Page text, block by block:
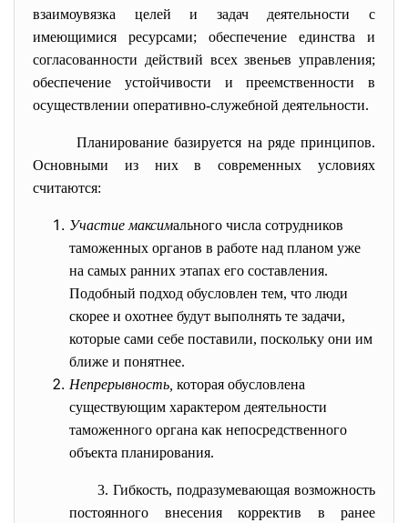
взаимоувязка целей и задач деятельности с
имеющимися ресурсами; обеспечение единства и
согласованности действий всех звеньев управления;
обеспечение устойчивости и преемственности в
осуществлении оперативно-служебной деятельности.
Планирование базируется на ряде принципов.
Основными из них в современных условиях
считаются:
Участие максимального числа сотрудников
таможенных органов в работе над планом уже
на самых ранних этапах его составления.
Подобный подход обусловлен тем, что люди
скорее и охотнее будут выполнять те задачи,
которые сами себе поставили, поскольку они им
ближе и понятнее.
Непрерывность, которая обусловлена
существующим характером деятельности
таможенного органа как непосредственного
объекта планирования.
3. Гибкость, подразумевающая возможность
постоянного внесения корректив в ранее